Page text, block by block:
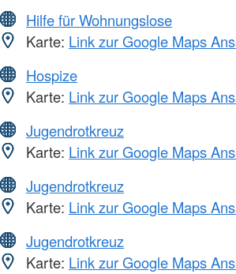
Hilfe für Wohnungslose
Karte: Link zur Google Maps
Hospize
Karte: Link zur Google Maps
Jugendrotkreuz
Karte: Link zur Google Maps
Jugendrotkreuz
Karte: Link zur Google Maps
Jugendrotkreuz
Karte: Link zur Google Maps